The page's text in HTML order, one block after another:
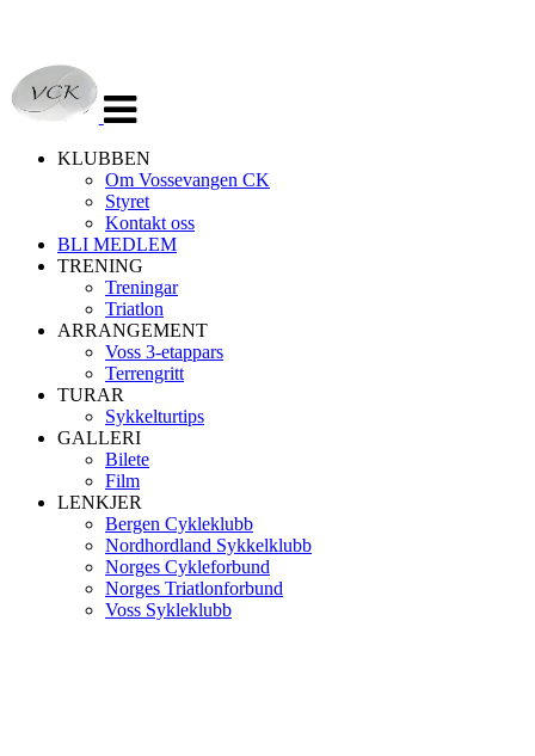
navigasjon
KLUBBEN
Om Vossevangen CK
Styret
Kontakt oss
BLI MEDLEM
TRENING
Treningar
Triatlon
ARRANGEMENT
Voss 3-etappars
Terrengritt
TURAR
Sykkelturtips
GALLERI
Bilete
Film
LENKJER
Bergen Cykleklubb
Nordhordland Sykkelklubb
Norges Cykleforbund
Norges Triatlonforbund
Voss Sykleklubb